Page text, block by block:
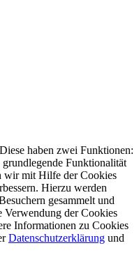
haben zwei Funktionen:
Funktionalität
wir mit Hilfe der Cookies
Hierzu werden
gesammelt und
Verwendung der Cookies
Informationen zu Cookies
Datenschutzerklärung und